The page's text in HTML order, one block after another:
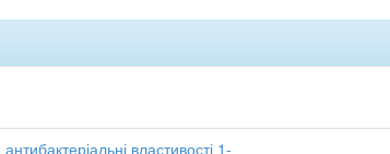
антибактеріальні властивості 1-